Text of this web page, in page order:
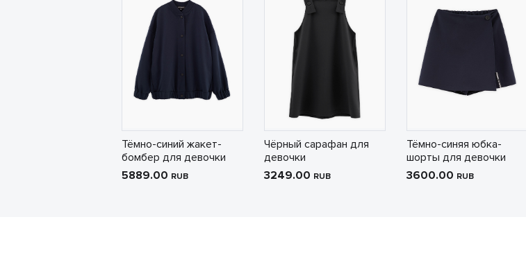
Тёмно-синий жакет-
бомбер для девочки
5889.00 RUB
Чёрный сарафан для
девочки
3249.00 RUB
Тёмно-синяя юбка-
шорты для девочки
3600.00 RUB